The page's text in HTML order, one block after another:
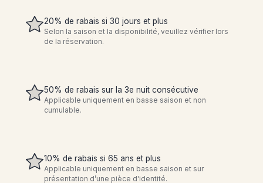
20% de rabais si 30 jours et plus
Selon la saison et la disponibilité, veuillez vérifier lors
de la réservation.
50% de rabais sur la 3e nuit consécutive
Applicable uniquement en basse saison et non
cumulable.
10% de rabais si 65 ans et plus
Applicable uniquement en basse saison et sur
présentation d’une pièce d'identité.